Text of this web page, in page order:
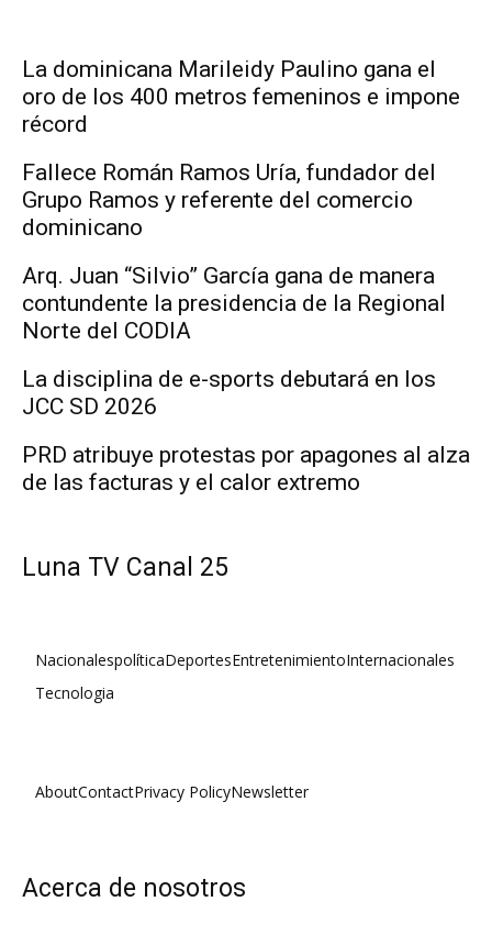
La dominicana Marileidy Paulino gana el
oro de los 400 metros femeninos e impone
récord
Fallece Román Ramos Uría, fundador del
Grupo Ramos y referente del comercio
dominicano
Arq. Juan “Silvio” García gana de manera
contundente la presidencia de la Regional
Norte del CODIA
La disciplina de e-sports debutará en los
JCC SD 2026
PRD atribuye protestas por apagones al alza
de las facturas y el calor extremo
Luna TV Canal 25
NacionalespolíticaDeportesEntretenimientoInternacionales
Tecnologia
AboutContactPrivacy PolicyNewsletter
Acerca de nosotros